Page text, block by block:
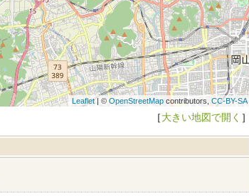
Leaflet| © OpenStreetMapcontributors, CC-BY-SA
［大きい地図で開く ］